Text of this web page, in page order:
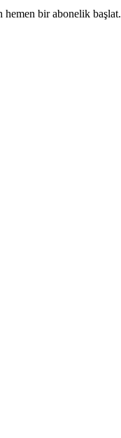
hemen bir abonelik başlat.